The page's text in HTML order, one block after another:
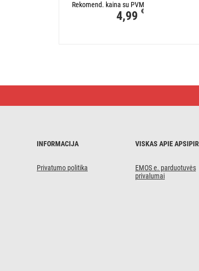
Rekomend. kaina su PVM
4,99 €
girlianda,
INFORMACIJA
Privatumo politika
VISKAS APIE
EMOS e. parduotuvės
privalumai